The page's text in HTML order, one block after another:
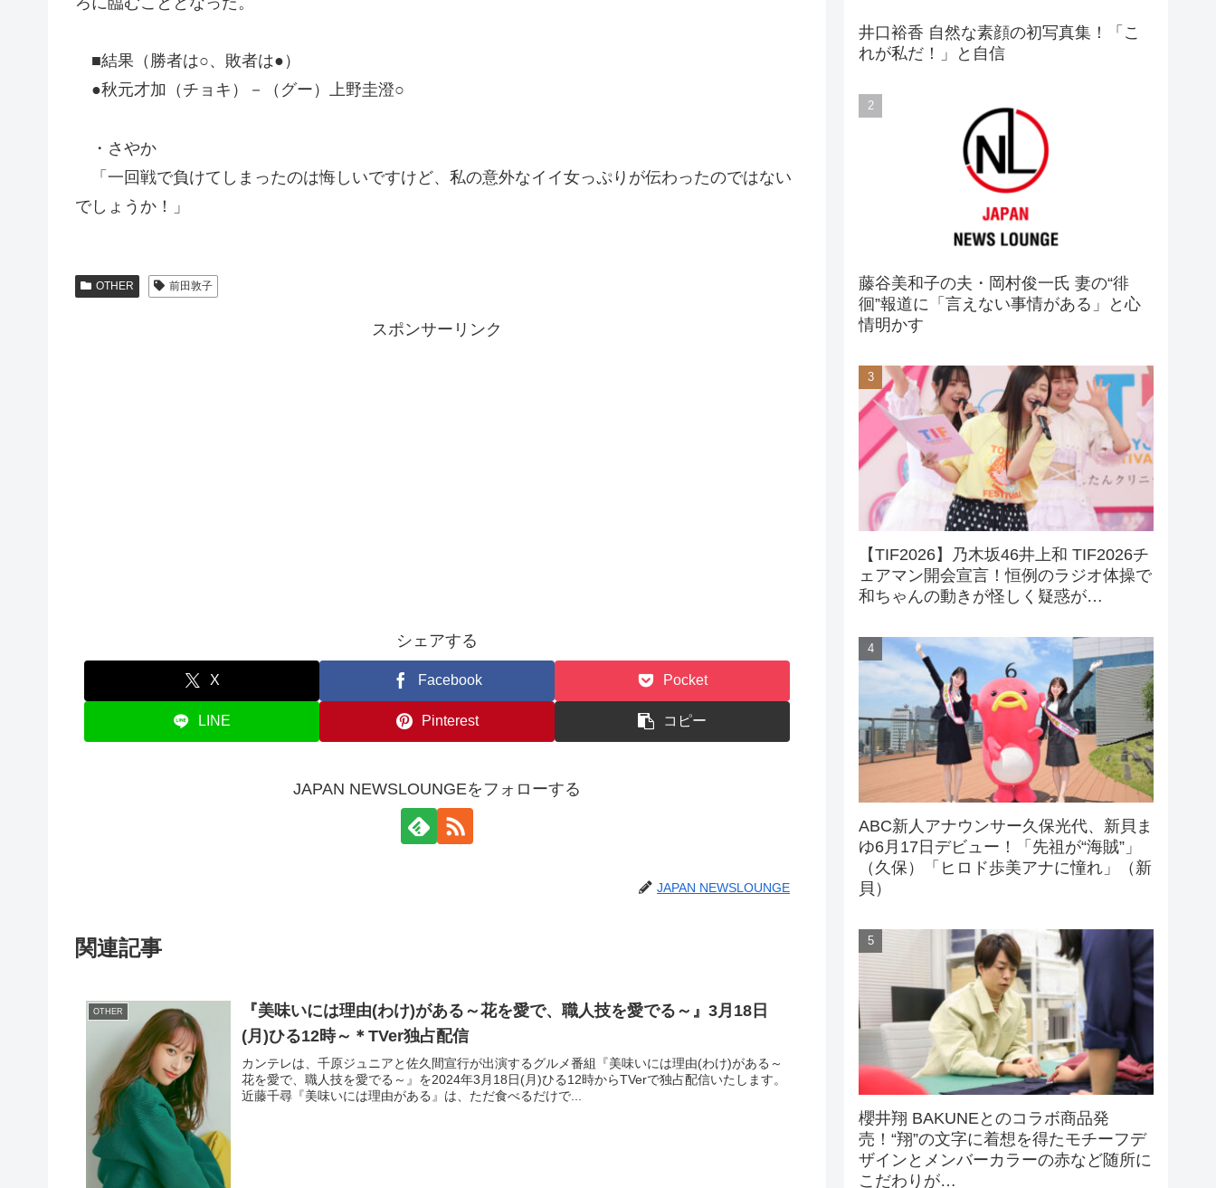
■結果（勝者は○、敗者は●）
●秋元才加（チョキ）－（グー）上野圭澄○
・さやか
「一回戦で負けてしまったのは悔しいですけど、私の意外なイイ女っぷりが伝わったのではない
でしょうか！」
OTHER 前田敦子
スポンサーリンク
シェアする
X Facebook Pocket
LINE Pinterest コピー
JAPAN NEWSLOUNGEをフォローする
JAPAN NEWSLOUNGE
関連記事
OTHER
『美味いには理由(わけ)がある～花を愛で、職人技を愛でる～』3月18日
(月)ひる12時～＊TVer独占配信
カンテレは、千原ジュニアと佐久間宣行が出演するグルメ番組『美味いには理由(わけ)がある～
花を愛で、職人技を愛でる～』を2024年3月18日(月)ひる12時からTVerで独占配信いたします。
近藤千尋『美味いには理由がある』は、ただ食べるだけで...
井口裕香 自然な素顔の初写真集！「こ
れが私だ！」と自信
藤谷美和子の夫・岡村俊一氏 妻の“徘
徊”報道に「言えない事情がある」と心
情明かす
【TIF2026】乃木坂46井上和 TIF2026チ
ェアマン開会宣言！恒例のラジオ体操で
和ちゃんの動きが怪しく疑惑が…
ABC新人アナウンサー久保光代、新貝ま
ゆ6月17日デビュー！「先祖が“海賊”」
（久保）「ヒロド歩美アナに憧れ」（新
貝）
櫻井翔 BAKUNEとのコラボ商品発
売！“翔”の文字に着想を得たモチーフデ
ザインとメンバーカラーの赤など随所に
こだわりが…